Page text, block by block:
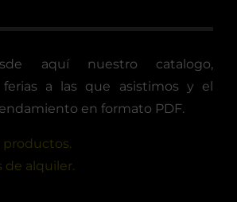
aquí nuestro catalogo,
a las que asistimos y el
en formato PDF.
productos.
de alquiler.